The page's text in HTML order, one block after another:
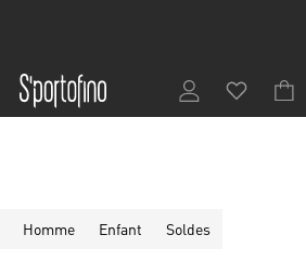
Homme Enfant Soldes